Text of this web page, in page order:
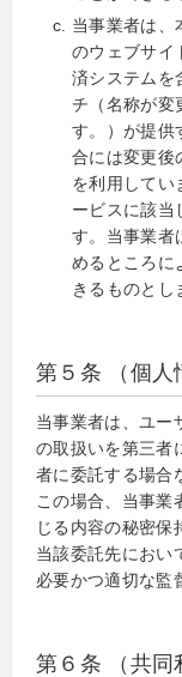
当事業者は、
のウェブサイ
済システムを
チ（名称が変
す。）が提供
合には変更後
を利用してい
ービスに該当
す。当事業者
めるところに
きるものとし
第５条 （個人
当事業者は、ユー
の取扱いを第三者
者に委託する場合
この場合、当事業
じる内容の秘密保
当該委託先におい
必要かつ適切な監
第６条 （共同